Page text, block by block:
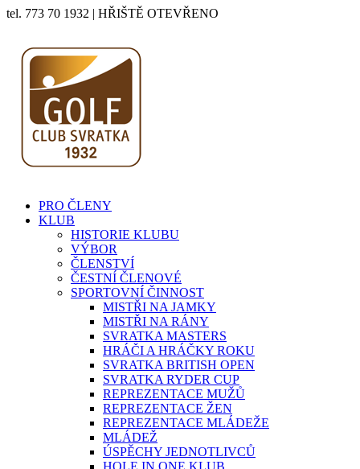
tel. 773 70 1932 | HŘIŠTĚ OTEVŘENO
PRO ČLENY
KLUB
HISTORIE KLUBU
VÝBOR
ČLENSTVÍ
ČESTNÍ ČLENOVÉ
SPORTOVNÍ ČINNOST
MISTŘI NA JAMKY
MISTŘI NA RÁNY
SVRATKA MASTERS
HRÁČI A HRÁČKY ROKU
SVRATKA BRITISH OPEN
SVRATKA RYDER CUP
REPREZENTACE MUŽŮ
REPREZENTACE ŽEN
REPREZENTACE MLÁDEŽE
MLÁDEŽ
ÚSPĚCHY JEDNOTLIVCŮ